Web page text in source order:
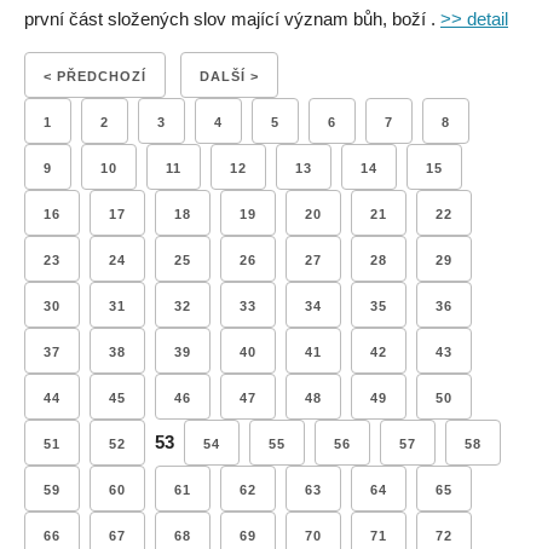
první část složených slov mající význam bůh, boží . >> detail
< PŘEDCHOZÍ DALŠÍ >
1 2 3 4 5 6 7 8
9 10 11 12 13 14 15
16 17 18 19 20 21 22
23 24 25 26 27 28 29
30 31 32 33 34 35 36
37 38 39 40 41 42 43
44 45 46 47 48 49 50
51 52 53 54 55 56 57 58
59 60 61 62 63 64 65
66 67 68 69 70 71 72